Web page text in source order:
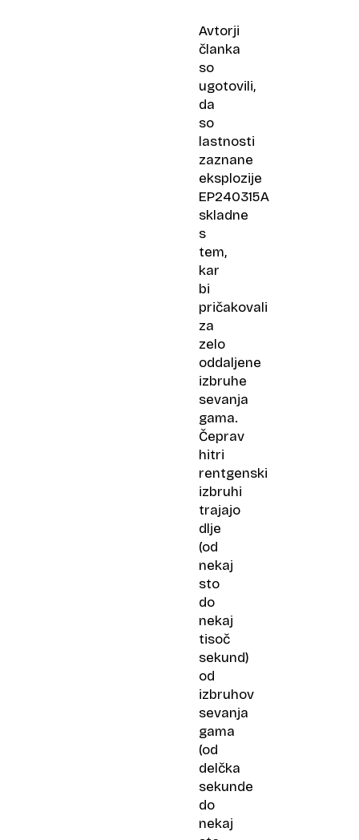
Avtorji
članka
so
ugotovili,
da
so
lastnosti
zaznane
eksplozije
EP240315A
skladne
s
tem,
kar
bi
pričakovali
za
zelo
oddaljene
izbruhe
sevanja
gama.
Čeprav
hitri
rentgenski
izbruhi
trajajo
dlje
(od
nekaj
sto
do
nekaj
tisoč
sekund)
od
izbruhov
sevanja
gama
(od
delčka
sekunde
do
nekaj